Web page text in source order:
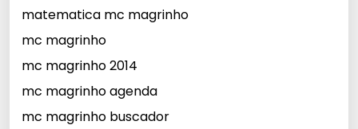
matematica mc magrinho
mc magrinho
mc magrinho 2014
mc magrinho agenda
mc magrinho buscador